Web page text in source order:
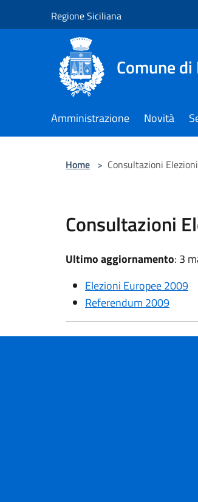
Regione Siciliana
Comune
Amministrazione Novità
Home > Consultazioni
Consultazioni
Ultimo aggiornamento: 3
Elezioni Europee 2009
Referendum 2009